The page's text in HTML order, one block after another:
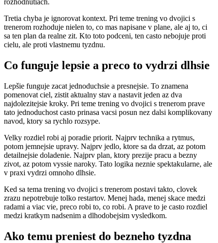
Tretia chyba je ignorovat kontext. Pri teme trening vo dvojici s
trenerom rozhoduje nielen to, co mas napisane v plane, ale aj to, ci
sa ten plan da realne zit. Kto toto podceni, ten casto nebojuje proti
cielu, ale proti vlastnemu tyzdnu.
Co funguje lepsie a preco to vydrzi dlhsie
Lepšie funguje zacat jednoduchsie a presnejsie. To znamena
pomenovat ciel, zistit aktualny stav a nastavit jeden az dva
najdolezitejsie kroky. Pri teme trening vo dvojici s trenerom prave
tato jednoduchost casto prinasa vacsi posun nez dalsi komplikovany
navod, ktory sa rychlo rozsype.
Velky rozdiel robi aj poradie priorit. Najprv technika a rytmus,
potom jemnejsie upravy. Najprv jedlo, ktore sa da drzat, az potom
detailnejsie doladenie. Najprv plan, ktory prezije pracu a bezny
zivot, az potom vyssie naroky. Tato logika neznie spektakularne, ale
v praxi vydrzi omnoho dlhsie.
Ked sa tema trening vo dvojici s trenerom postavi takto, clovek
zrazu nepotrebuje tolko restartov. Menej hada, menej skace medzi
radami a viac vie, preco robi to, co robi. A prave to je casto rozdiel
medzi kratkym nadsenim a dlhodobejsim vysledkom.
Ako temu preniest do bezneho tyzdna